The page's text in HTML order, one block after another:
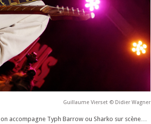
Guillaume Vierset © Didier Wagner
accompagne Typh Barrow ou Sharko sur scène…